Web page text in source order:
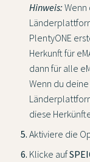
Hinweis: Wenn
PlentyONE
Herkunft für
dann für alle
Wenn du
diese
Aktiviere die
Klicke auf